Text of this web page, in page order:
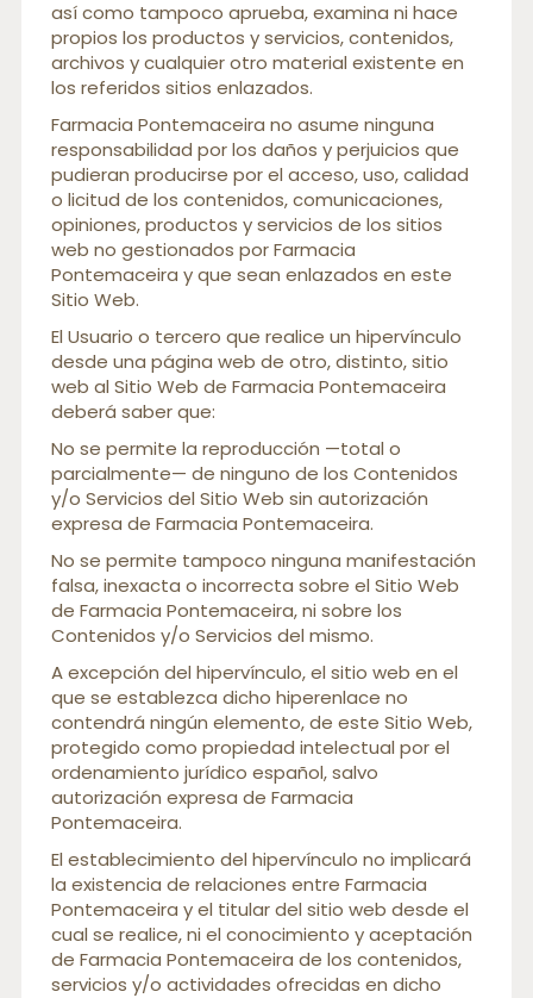
así como tampoco aprueba, examina ni hace
propios los productos y servicios, contenidos,
archivos y cualquier otro material existente en
los referidos sitios enlazados.
Farmacia Pontemaceira no asume ninguna
responsabilidad por los daños y perjuicios que
pudieran producirse por el acceso, uso, calidad
o licitud de los contenidos, comunicaciones,
opiniones, productos y servicios de los sitios
web no gestionados por Farmacia
Pontemaceira y que sean enlazados en este
Sitio Web.
El Usuario o tercero que realice un hipervínculo
desde una página web de otro, distinto, sitio
web al Sitio Web de Farmacia Pontemaceira
deberá saber que:
No se permite la reproducción —total o
parcialmente— de ninguno de los Contenidos
y/o Servicios del Sitio Web sin autorización
expresa de Farmacia Pontemaceira.
No se permite tampoco ninguna manifestación
falsa, inexacta o incorrecta sobre el Sitio Web
de Farmacia Pontemaceira, ni sobre los
Contenidos y/o Servicios del mismo.
A excepción del hipervínculo, el sitio web en el
que se establezca dicho hiperenlace no
contendrá ningún elemento, de este Sitio Web,
protegido como propiedad intelectual por el
ordenamiento jurídico español, salvo
autorización expresa de Farmacia
Pontemaceira.
El establecimiento del hipervínculo no implicará
la existencia de relaciones entre Farmacia
Pontemaceira y el titular del sitio web desde el
cual se realice, ni el conocimiento y aceptación
de Farmacia Pontemaceira de los contenidos,
servicios y/o actividades ofrecidas en dicho